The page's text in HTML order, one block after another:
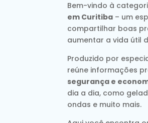
Bem-vindo à
em Curitiba – um
compartilhar boas
aumentar a vida útil
Produzido por
reúne informações
segurança e
dia a dia, como
ondas e muito mais.